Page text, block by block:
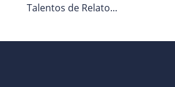
Talentos de Relato...